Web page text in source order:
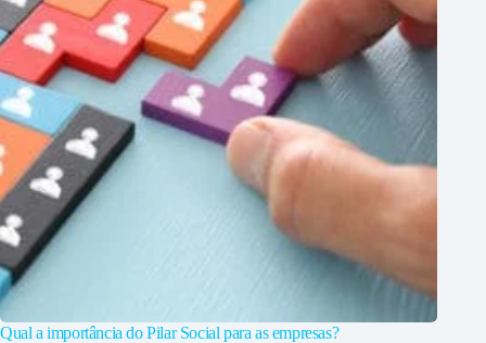
Qual a importância do Pilar Social para as empresas?